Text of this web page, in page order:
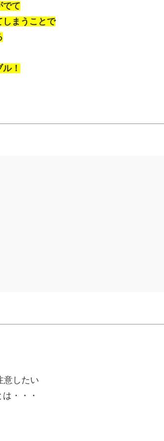
でて
しまうことで
！
意したい
・・・